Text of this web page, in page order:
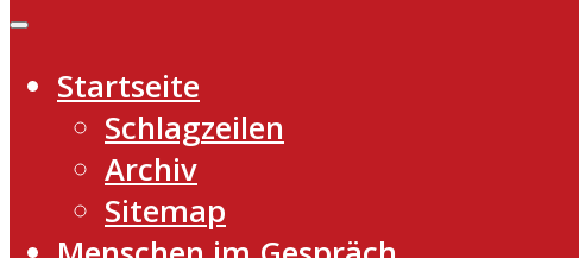
Startseite
Schlagzeilen
Archiv
Sitemap